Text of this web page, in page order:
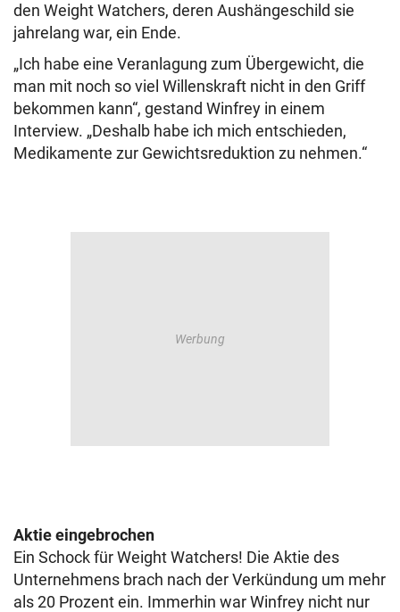
den Weight Watchers, deren Aushängeschild sie
jahrelang war, ein Ende.
„Ich habe eine Veranlagung zum Übergewicht, die
man mit noch so viel Willenskraft nicht in den Griff
bekommen kann“, gestand Winfrey in einem
Interview. „Deshalb habe ich mich entschieden,
Medikamente zur Gewichtsreduktion zu nehmen.“
Aktie eingebrochen
Ein Schock für Weight Watchers! Die Aktie des
Unternehmens brach nach der Verkündung um mehr
als 20 Prozent ein. Immerhin war Winfrey nicht nur